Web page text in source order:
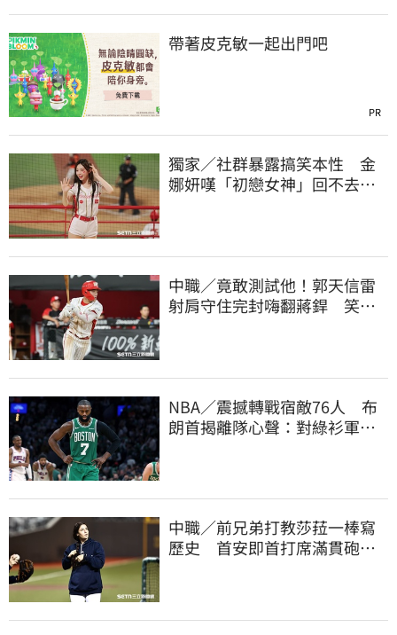
帶著皮克敏一起出門吧
PR
獨家／社群暴露搞笑本性 金
娜妍嘆「初戀女神」回不去！
中職／竟敢測試他！郭天信雷
射肩守住完封嗨翻蔣銲 笑談
NBA／震撼轉戰宿敵76人 布
朗首揭離隊心聲：對綠衫軍處
中職／前兄弟打教莎菈一棒寫
歷史 首安即首打席滿貫砲！